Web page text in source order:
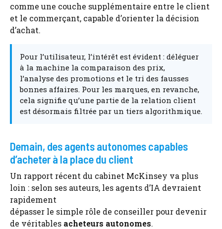
comme une couche supplémentaire entre le client
et le commerçant, capable d’orienter la décision
d’achat.
Pour l’utilisateur, l’intérêt est évident : déléguer
à la machine la comparaison des prix,
l’analyse des promotions et le tri des fausses
bonnes affaires. Pour les marques, en revanche,
cela signifie qu’une partie de la relation client
est désormais filtrée par un tiers algorithmique.
Demain, des agents autonomes capables
d’acheter à la place du client
Un rapport récent du cabinet McKinsey va plus
loin : selon ses auteurs, les agents d’IA devraient
rapidement
dépasser le simple rôle de conseiller pour devenir
de véritables acheteurs autonomes.